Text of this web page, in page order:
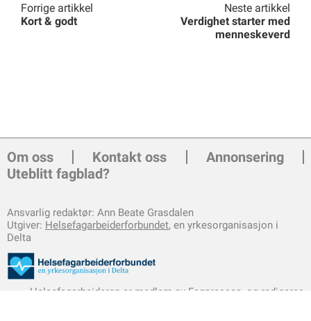
Forrige artikkel
Kort & godt
Neste artikkel
Verdighet starter med
menneskeverd
Om oss Kontakt oss
Annonsering
Uteblitt fagblad?
Ansvarlig redaktør: Ann Beate Grasdalen
Utgiver: Helsefagarbeiderforbundet, en yrkesorganisasjon i
Delta
Helsefagarbeideren er medlem av Fagpressen , og redigeres